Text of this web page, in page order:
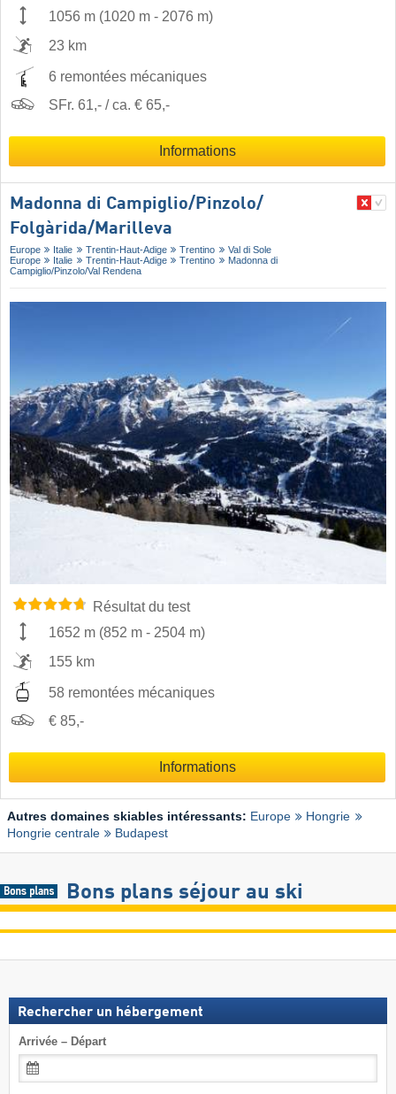
1056 m (1020 m - 2076 m)
23 km
6 remontées mécaniques
SFr. 61,- / ca. € 65,-
Informations
Madonna di Campiglio/​Pinzolo/​
Folgàrida/​Marilleva
Europe Italie Trentin-Haut-Adige Trentino
Val di Sole
Europe
Italie Trentin-Haut-Adige Trentino
Madonna di
Campiglio/​Pinzolo/​Val Rendena
Résultat du test
1652 m (852 m - 2504 m)
155 km
58 remontées mécaniques
€ 85,-
Informations
Autres domaines skiables intéressants: Europe
Hongrie
Hongrie centrale
Budapest
Bons plans séjour au ski
Rechercher un hébergement
Arrivée – Départ